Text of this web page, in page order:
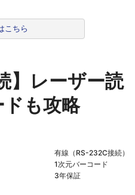
こちら
】レーザー読
も攻略
有線（RS-232C接続）
1次元バーコード
3年保証